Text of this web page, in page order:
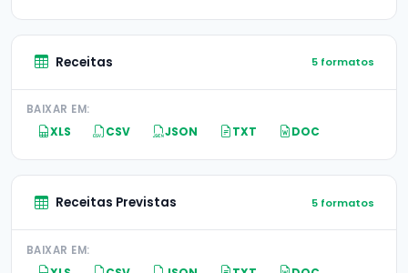
Receitas 5 formatos
BAIXAR EM:
XLS CSV JSON TXT DOC
Receitas Previstas 5 formatos
BAIXAR EM: